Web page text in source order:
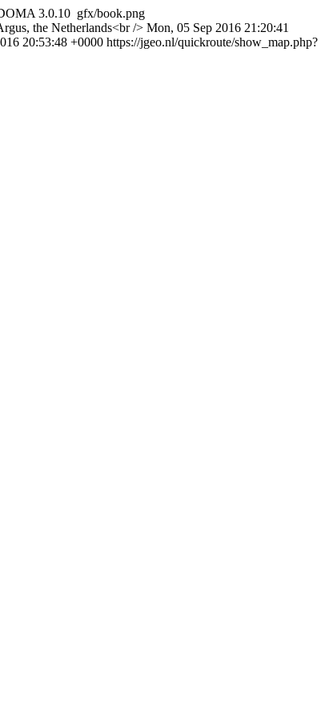
3.0.10 gfx/book.png
the Netherlands<br /> Mon, 05 Sep 2016 21:20:41
20:53:48 +0000 https://jgeo.nl/quickroute/show_map.php?